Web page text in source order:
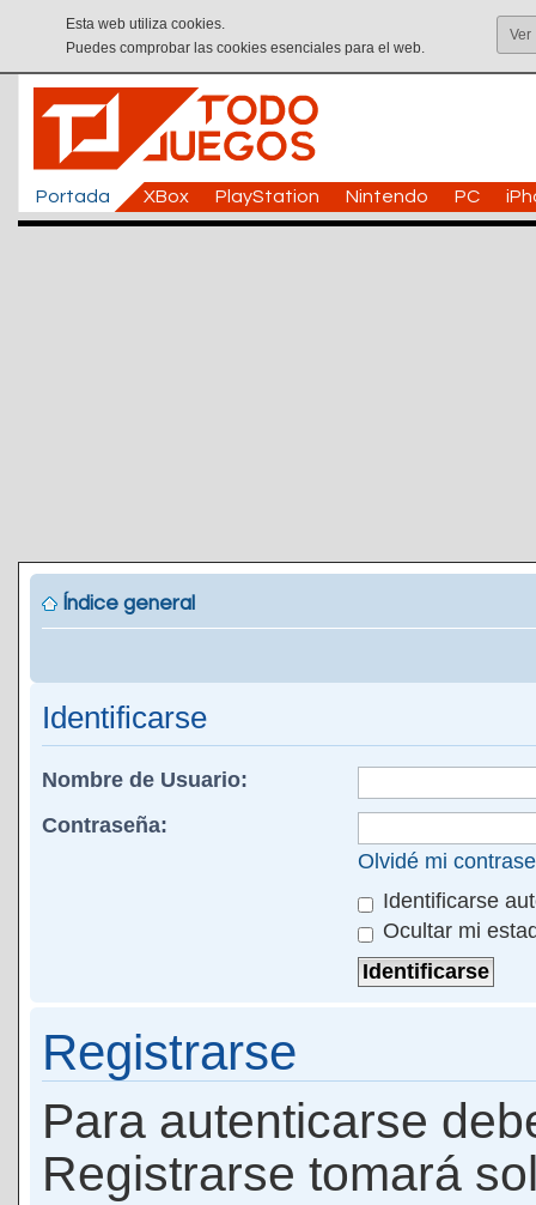
Esta web utiliza cookies.
Puedes comprobar las cookies esenciales para el web.
Ver
Portada XBox PlayStation Nintendo PC
Índice general
Identificarse
Nombre de Usuario:
Contraseña:
Olvidé mi
Identificarse
Ocultar mi
Registrarse
Para autenticarse
Registrarse tomará